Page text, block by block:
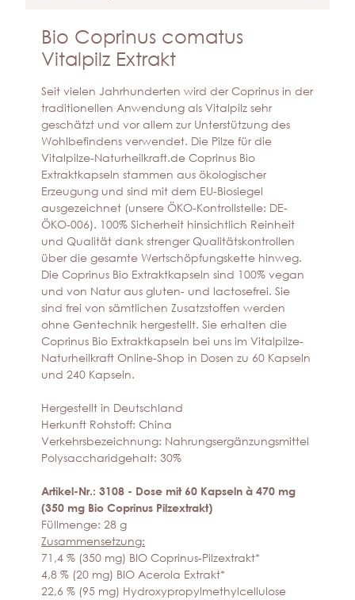
Bio Coprinus comatus
Vitalpilz Extrakt
Seit vielen Jahrhunderten wird der Coprinus in der
traditionellen Anwendung als Vitalpilz sehr
geschätzt und vor allem zur Unterstützung des
Wohlbefindens verwendet. Die Pilze für die
Vitalpilze-Naturheilkraft.de Coprinus Bio
Extraktkapseln stammen aus ökologischer
Erzeugung und sind mit dem EU-Biosiegel
ausgezeichnet (unsere ÖKO-Kontrollstelle: DE-
ÖKO-006). 100% Sicherheit hinsichtlich Reinheit
und Qualität dank strenger Qualitätskontrollen
über die gesamte Wertschöpfungskette hinweg.
Die Coprinus Bio Extraktkapseln sind 100% vegan
und von Natur aus gluten- und lactosefrei. Sie
sind frei von sämtlichen Zusatzstoffen werden
ohne Gentechnik hergestellt. Sie erhalten die
Coprinus Bio Extraktkapseln bei uns im Vitalpilze-
Naturheilkraft Online-Shop in Dosen zu 60 Kapseln
und 240 Kapseln.
Hergestellt in Deutschland
Herkunft Rohstoff: China
Verkehrsbezeichnung: Nahrungsergänzungsmittel
Polysaccharidgehalt: 30%
Artikel-Nr.: 3108 - Dose mit 60 Kapseln à 470 mg
(350 mg Bio Coprinus Pilzextrakt)
Füllmenge: 28 g
Zusammensetzung:
71,4 % (350 mg) BIO Coprinus-Pilzextrakt*
4,8 % (20 mg) BIO Acerola Extrakt*
22,6 % (95 mg) Hydroxypropylmethylcellulose